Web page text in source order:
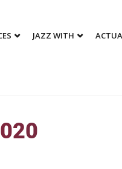
JAZZ WITH